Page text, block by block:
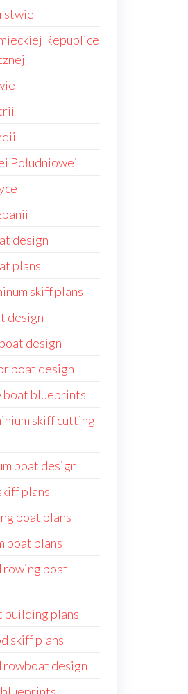
Republice
Południowej
design
plans
skiff plans
design
design
boat design
boat blueprints
skiff cutting
boat design
plans
boat plans
boat plans
rowing boat
building plans
skiff plans
rowboat design